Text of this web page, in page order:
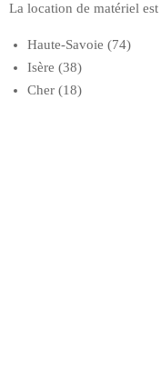
La location de matériel
Haute-Savoie (74)
Isère (38)
Cher (18)